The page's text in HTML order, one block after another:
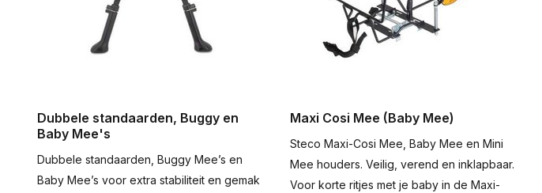
Dubbele standaarden, Buggy en
Baby Mee's
Dubbele standaarden, Buggy Mee’s en
Baby Mee’s voor extra stabiliteit en gemak
Maxi Cosi Mee (Baby Mee)
Steco Maxi-Cosi Mee, Baby Mee en Mini
Mee houders. Veilig, verend en inklapbaar.
Voor korte ritjes met je baby in de Maxi-